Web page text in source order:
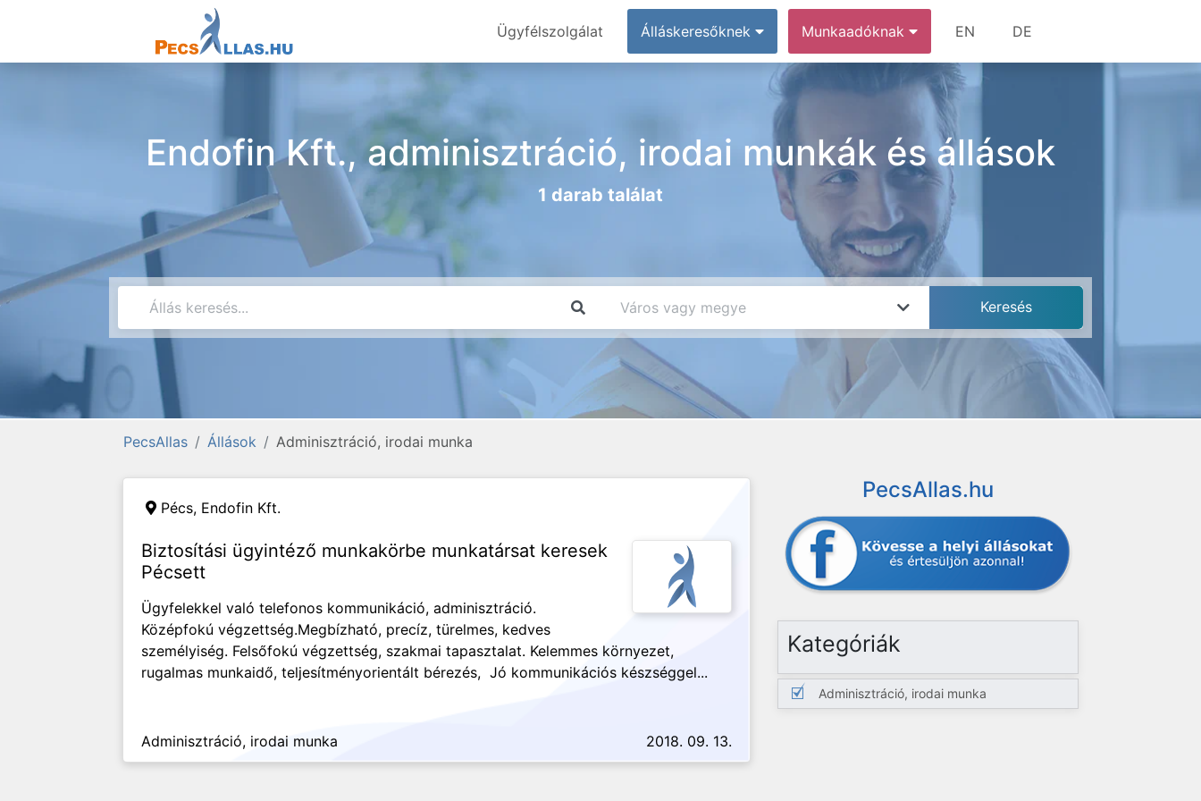
Ügyfélszolgálat Álláskeresőknek Munkaadóknak EN DE
Endofin Kft., adminisztráció, irodai munkák és állások
1 darab találat
PecsAllas Állások Adminisztráció, irodai munka
Pécs, Endofin Kft.
Biztosítási ügyintéző munkakörbe munkatársat keresek
Pécsett
Ügyfelekkel való telefonos kommunikáció, adminisztráció.
Középfokú végzettség.Megbízható, precíz, türelmes, kedves
személyiség. Felsőfokú végzettség, szakmai tapasztalat. Kelemmes környezet,
rugalmas munkaidő, teljesítményorientált bérezés, Jó kommunikációs készséggel...
Adminisztráció, irodai munka 2018. 09. 13.
PecsAllas.hu
Kategóriák
Adminisztráció, irodai munka